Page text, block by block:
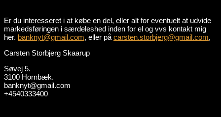
Er du interesseret i at købe en del, eller alt for eventuelt at udvide
markedsføringen i særdeleshed inden for el og vvs kontakt mig
her. banknyt@gmail.com, eller på carsten.storbjerg@gmail.com,
Carsten Storbjerg Skaarup
Søvej 5.
3100 Hornbæk.
banknyt@gmail.com
+4540333400